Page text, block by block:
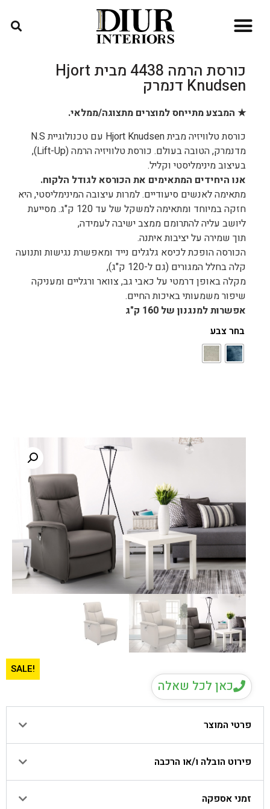
כורסת הרמה 4438 מבית Hjort
Knudsen דנמרק
★ המבצע מתייחס למוצרים מתצוגה/ממלאי.
כורסת טלוויזיה מבית Hjort Knudsen עם טכנולוגיית N.S
מדנמרק, הטובה בעולם. כורסת טלוויזיה הרמה (Lift-Up),
בעיצוב מינימליסטי וקליל.
אנו היחידים המתאימים את הכורסא לגודל הלקוח.
מתאימה לאנשים סיעודיים. למרות עיצובה המינימליסטי, היא
חזקה במיוחד ומתאימה למשקל של עד 120 ק"ג. מסייעת
ליושב עליה להתרומם ממצב ישיבה לעמידה,
תוך שמירה על יציבות איתנה.
הכורסה הופכת לכיסא גלגלים נייד ומאפשרת נגישות ותנועה
קלה בחלל המגורים (גם ל-120 ק"ג),
מקלה באופן דרמטי על כאבי גב, צוואר ורגליים ומעניקה
שיפור משמעותי באיכות החיים.
אפשרות למנגנון של 160 ק"ג
14,625
בחר צבע
!SALE
כאן לכל שאלה
פרטי המוצר
פירוט הובלה ו/או הרכבה
זמני אספקה